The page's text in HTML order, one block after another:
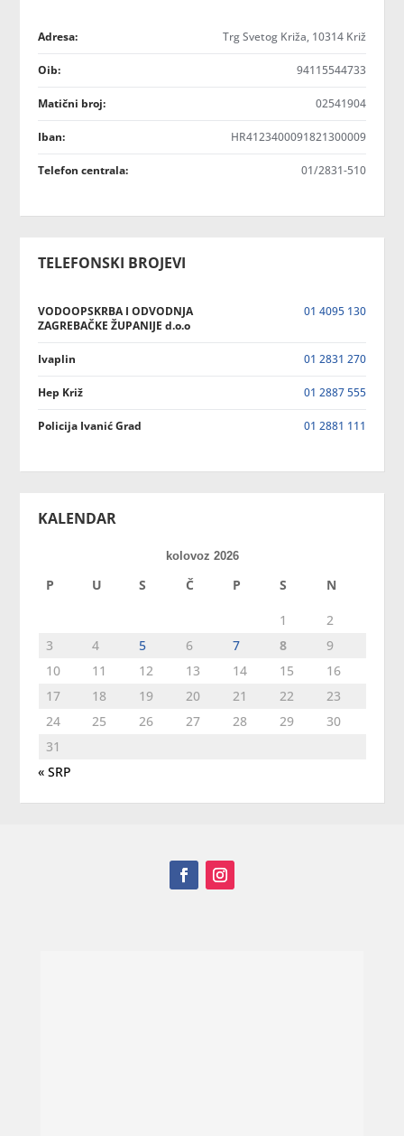
Adresa: Trg Svetog Križa, 10314 Križ
Oib: 94115544733
Matični broj: 02541904
Iban: HR4123400091821300009
Telefon centrala: 01/2831-510
TELEFONSKI BROJEVI
VODOOPSKRBA I ODVODNJA
ZAGREBAČKE ŽUPANIJE d.o.o
01 4095 130
Ivaplin 01 2831 270
Hep Križ 01 2887 555
Policija Ivanić Grad 01 2881 111
KALENDAR
kolovoz 2026
P U S Č P S N
1
2
3
4 5 6 7 8
9
10
11 12 13 14 15
16
17
18 19 20 21 22
23
24
25 26 27 28 29
30
31
« SRP